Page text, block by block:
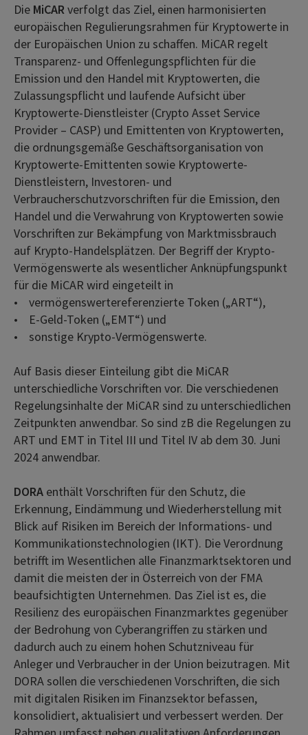
Die MiCARverfolgt das Ziel, einen harmonisierten
europäischen Regulierungsrahmen für Kryptowerte in
der Europäischen Union zu schaffen. MiCAR regelt
Transparenz- und Offenlegungspflichten für die
Emission und den Handel mit Kryptowerten, die
Zulassungspflicht und laufende Aufsicht über
Kryptowerte-Dienstleister (Crypto Asset Service
Provider – CASP) und Emittenten von Kryptowerten,
die ordnungsgemäße Geschäftsorganisation von
Kryptowerte-Emittenten sowie Kryptowerte-
Dienstleistern, Investoren- und
Verbraucherschutzvorschriften für die Emission, den
Handel und die Verwahrung von Kryptowerten sowie
Vorschriften zur Bekämpfung von Marktmissbrauch
auf Krypto-Handelsplätzen. Der Begriff der Krypto-
Vermögenswerte als wesentlicher Anknüpfungspunkt
für die MiCAR wird eingeteilt in
• vermögenswertereferenzierte Token („ART“),
• E-Geld-Token („EMT“) und
• sonstige Krypto-Vermögenswerte.
Auf Basis dieser Einteilung gibt die MiCAR
unterschiedliche Vorschriften vor. Die verschiedenen
Regelungsinhalte der MiCAR sind zu unterschiedlichen
Zeitpunkten anwendbar. So sind zB die Regelungen zu
ART und EMT in Titel III und Titel IV ab dem 30. Juni
2024 anwendbar.
DORA enthält Vorschriften für den Schutz, die
Erkennung, Eindämmung und Wiederherstellung mit
Blick auf Risiken im Bereich der Informations- und
Kommunikationstechnologien (IKT). Die Verordnung
betrifft im Wesentlichen alle Finanzmarktsektoren und
damit die meisten der in Österreich von der FMA
beaufsichtigten Unternehmen. Das Ziel ist es, die
Resilienz des europäischen Finanzmarktes gegenüber
der Bedrohung von Cyberangriffen zu stärken und
dadurch auch zu einem hohen Schutzniveau für
Anleger und Verbraucher in der Union beizutragen. Mit
DORA sollen die verschiedenen Vorschriften, die sich
mit digitalen Risiken im Finanzsektor befassen,
konsolidiert, aktualisiert und verbessert werden. Der